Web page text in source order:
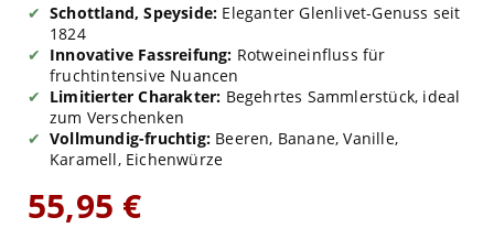
Schottland, Speyside: Eleganter Glenlivet-Genuss seit
1824
Innovative Fassreifung: Rotweineinfluss für
fruchtintensive Nuancen
Limitierter Charakter: Begehrtes Sammlerstück, ideal
zum Verschenken
Vollmundig-fruchtig: Beeren, Banane, Vanille,
Karamell, Eichenwürze
55,95 €